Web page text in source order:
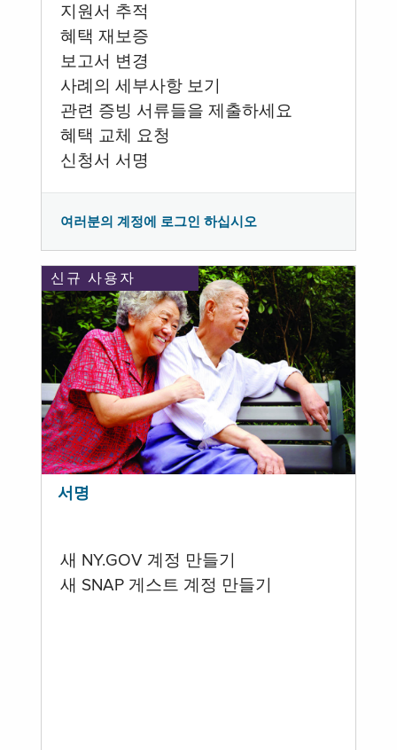
지원서 추적
혜택 재보증
보고서 변경
사례의 세부사항 보기
관련 증빙 서류들을 제출하세요
혜택 교체 요청
신청서 서명
여러분의 계정에 로그인 하십시오
신규 사용자
서명
새 NY.GOV 계정 만들기
새 SNAP 게스트 계정 만들기